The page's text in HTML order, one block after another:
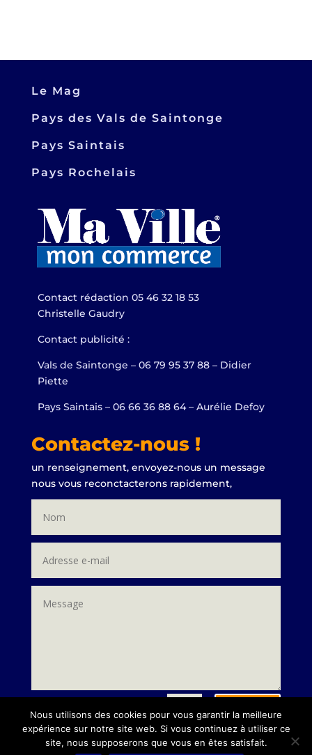
Le Mag
Pays des Vals de Saintonge
Pays Saintais
Pays Rochelais
Contact rédaction 05 46 32 18 53
Christelle Gaudry
Contact publicité :
Vals de Saintonge – 06 79 95 37 88 – Didier
Piette
Pays Saintais – 06 66 36 88 64 – Aurélie Defoy
Contactez-nous !
un renseignement, envoyez-nous un message
nous vous reconctacterons rapidement,
3 + 15= Envoi
Nous utilisons des cookies pour vous garantir la meilleure
expérience sur notre site web. Si vous continuez à utiliser ce
site, nous supposerons que vous en êtes satisfait.